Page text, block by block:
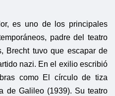
es uno de los principales
padre del teatro
Brecht tuvo que escapar de
nazi. En el exilio escribió
como El círculo de tiza
de Galileo (1939). Su teatro